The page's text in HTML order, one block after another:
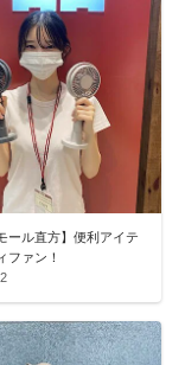
ール直方】便利アイテ
ファン！